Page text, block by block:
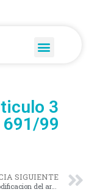
3
691/99
SIGUIENTE
707/99 Modificacion del articulo 1 Ordenanza Nº 701/99